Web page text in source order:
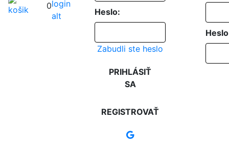
0
Heslo:
Zabudli ste heslo
PRIHLÁSIŤ
SA
REGISTROVAŤ